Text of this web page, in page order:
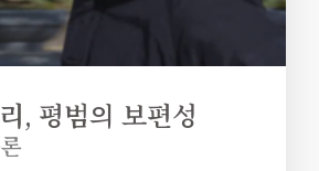
, 평범의 보편성